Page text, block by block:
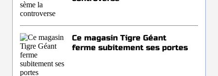
Ce magasin Tigre Géant
ferme subitement ses portes